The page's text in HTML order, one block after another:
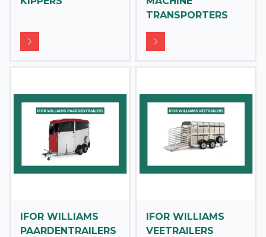
TRANSPORTERS
IFOR WILLIAMS
PAARDENTRAILERS
IFOR WILLIAMS
VEETRAILERS